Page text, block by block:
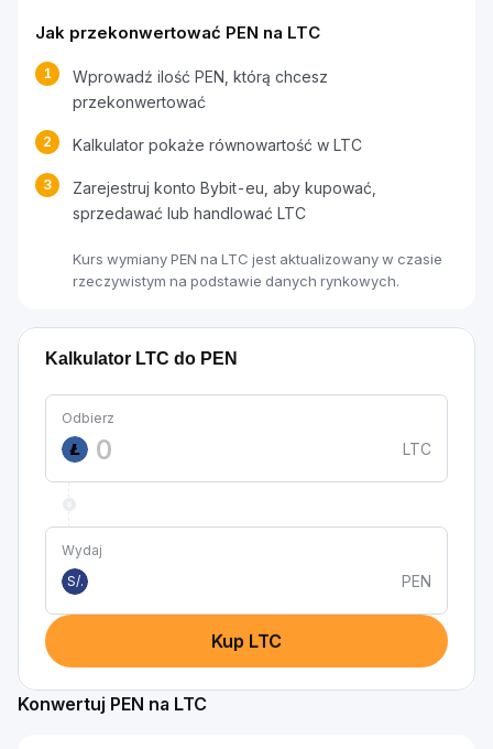
Jak przekonwertować PEN na LTC
1
Wprowadź ilość PEN, którą chcesz
przekonwertować
2 Kalkulator pokaże równowartość w LTC
3
Zarejestruj konto Bybit-eu, aby kupować,
sprzedawać lub handlować LTC
Kurs wymiany PEN na LTC jest aktualizowany w czasie
rzeczywistym na podstawie danych rynkowych.
Kalkulator LTC do PEN
Odbierz
LTC
Wydaj
S/.
PEN
Kup LTC
Konwertuj PEN na LTC